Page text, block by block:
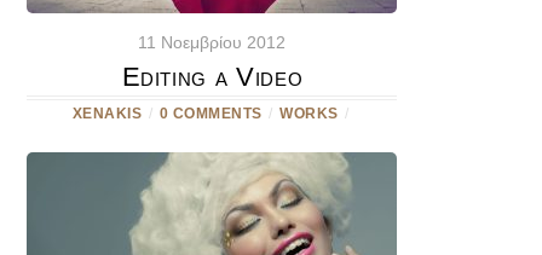
11 Νοεμβρίου 2012
Editing a Video
XENAKIS / 0 COMMENTS / WORKS /